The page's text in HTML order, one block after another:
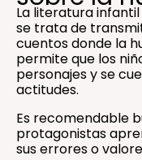
La literatura
se trata de
cuentos donde la
permite que los
personajes y se
actitudes.
Es recomendable
protagonistas
sus errores o